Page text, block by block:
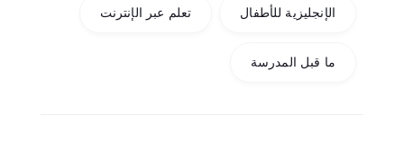
الإنجليزية للأطفال تعلم عبر الإنترنت
ما قبل المدرسة